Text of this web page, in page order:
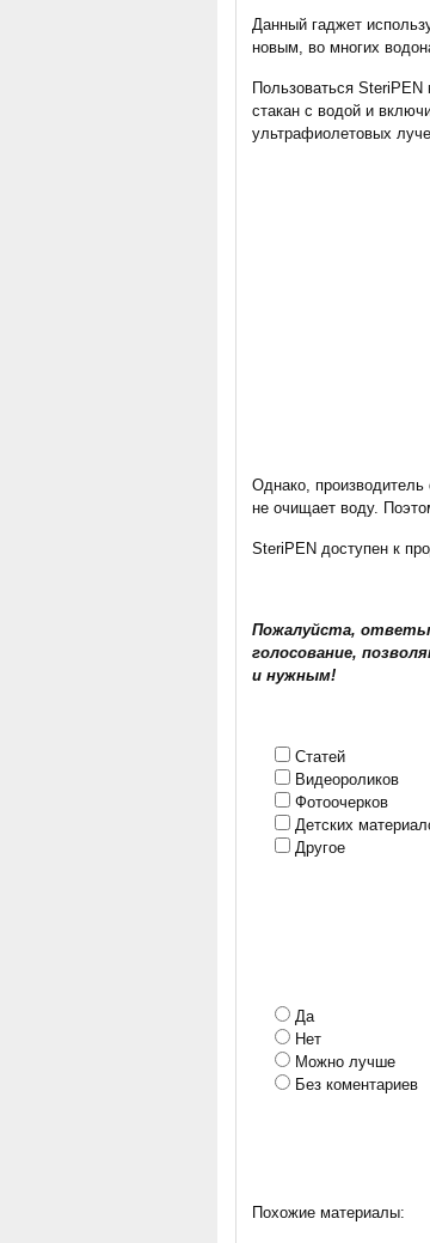
Данный гаджет
новым, во многих
Пользоваться
стакан с водой и
ультрафиолетовых
Однако,
не очищает воду.
SteriPEN доступен к
Пожалуйста,
голосование,
и нужным!
Статей
Видеороликов
Фотоочерков
Детских
Другое
Да
Нет
Можно лучше
Без коментариев
Похожие материалы: